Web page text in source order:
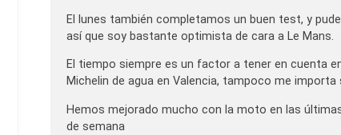
El lunes también completamos un buen test, y
así que soy bastante optimista de cara a Le Mans.
El tiempo siempre es un factor a tener en cuenta
Michelin de agua en Valencia, tampoco me
Hemos mejorado mucho con la moto en las
de semana